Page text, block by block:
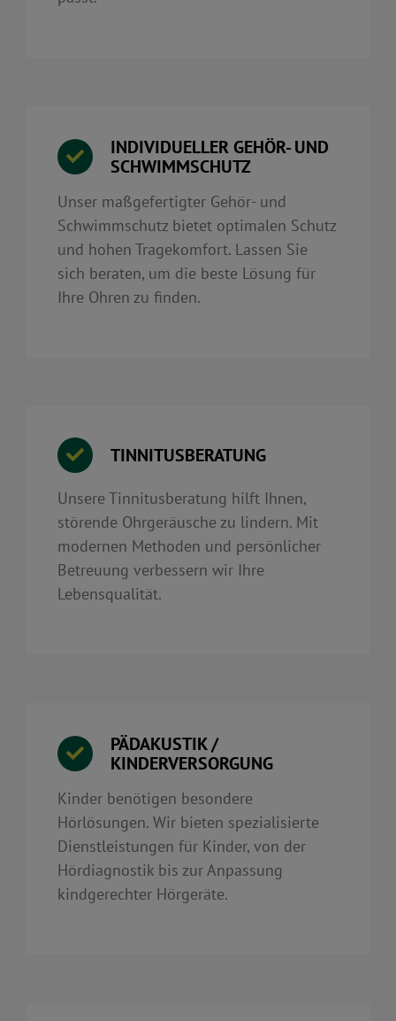
INDIVIDUELLER GEHÖR- UND
SCHWIMMSCHUTZ
Unser maßgefertigter Gehör- und
Schwimmschutz bietet optimalen Schutz
und hohen Tragekomfort. Lassen Sie
sich beraten, um die beste Lösung für
Ihre Ohren zu finden.
TINNITUSBERATUNG
Unsere Tinnitusberatung hilft Ihnen,
störende Ohrgeräusche zu lindern. Mit
modernen Methoden und persönlicher
Betreuung verbessern wir Ihre
Lebensqualität.
PÄDAKUSTIK /
KINDERVERSORGUNG
Kinder benötigen besondere
Hörlösungen. Wir bieten spezialisierte
Dienstleistungen für Kinder, von der
Hördiagnostik bis zur Anpassung
kindgerechter Hörgeräte.